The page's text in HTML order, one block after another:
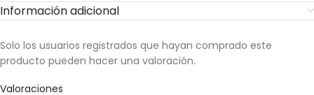
Información adicional
Valoraciones
Solo los usuarios registrados que hayan comprado este
producto pueden hacer una valoración.